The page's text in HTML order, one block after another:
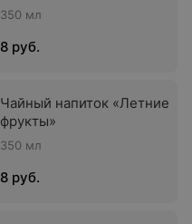
350 мл
8 руб.
Чайный напиток «Летние
фрукты»
350 мл
8 руб.